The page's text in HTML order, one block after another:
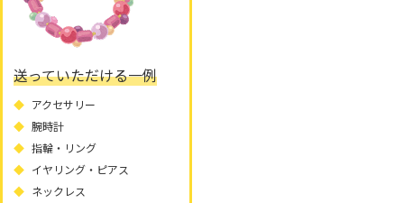
送っていただける一例
アクセサリー
腕時計
指輪・リング
イヤリング・ピアス
ネックレス